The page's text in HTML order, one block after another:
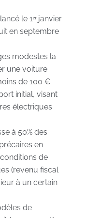
le 1ᵉʳ janvier
en septembre
modestes la
une voiture
de 100 €
initial, visant
électriques
à 50% des
en
de
(revenu fiscal
à un certain
de